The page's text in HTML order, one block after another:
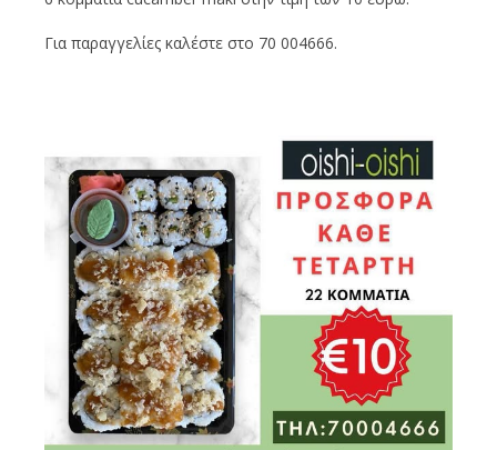
Για παραγγελίες καλέστε στο 70 004666.